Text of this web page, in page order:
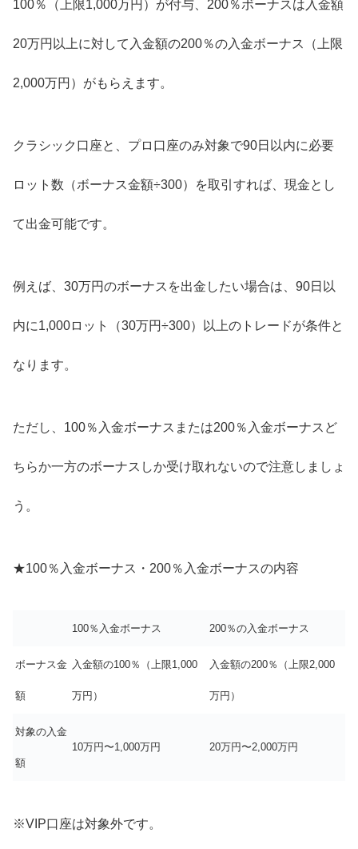
100％（上限1,000万円）が付与、200％ボーナスは入金額
20万円以上に対して入金額の200％の入金ボーナス（上限
2,000万円）がもらえます。
クラシック口座と、プロ口座のみ対象で90日以内に必要
ロット数（ボーナス金額÷300）を取引すれば、現金とし
て出金可能です。
例えば、30万円のボーナスを出金したい場合は、90日以
内に1,000ロット（30万円÷300）以上のトレードが条件と
なります。
ただし、100％入金ボーナスまたは200％入金ボーナスど
ちらか一方のボーナスしか受け取れないので注意しましょ
う。
★100％入金ボーナス・200％入金ボーナスの内容
100％入金ボーナス 200％の入金ボーナス
ボーナス金
額
入金額の100％（上限1,000
万円）
入金額の200％（上限2,000
万円）
対象の入金
額
10万円〜1,000万円 20万円〜2,000万円
※VIP口座は対象外です。